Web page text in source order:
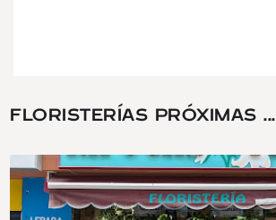
FLORISTERÍAS PRÓXIMAS ...